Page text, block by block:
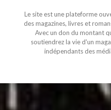
Le site est une plateforme
des magazines, livres et
Avec un don du montant
soutiendrez la vie d'un
indépendants des